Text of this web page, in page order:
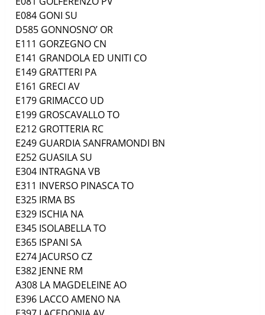
E084 GONI SU
D585 GONNOSNO’ OR
E111 GORZEGNO CN
E141 GRANDOLA ED UNITI CO
E149 GRATTERI PA
E161 GRECI AV
E179 GRIMACCO UD
E199 GROSCAVALLOTO
E212 GROTTERIA RC
E249 GUARDIA SANFRAMONDI BN
E252 GUASILASU
E304 INTRAGNAVB
E311 INVERSO PINASCATO
E325 IRMA BS
E329 ISCHIA NA
E345 ISOLABELLATO
E365 ISPANI SA
E274 JACURSO CZ
E382 JENNE RM
A308 LA MAGDELEINE AO
E396 LACCO AMENO NA